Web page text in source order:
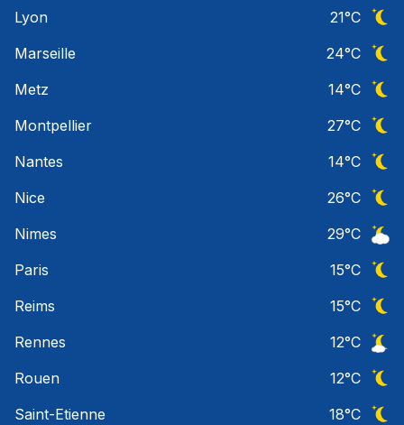
Lyon
21°C
Marseille
24°C
Metz
14°C
Montpellier
27°C
Nantes
14°C
Nice
26°C
Nimes
29°C
Paris
15°C
Reims
15°C
Rennes
12°C
Rouen
12°C
Saint-Etienne
18°C